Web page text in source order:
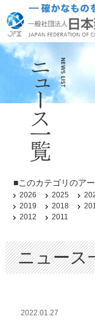
ニュース
2022.01.27
■このカテゴリのア
2026 2025
2019
2018
2012
2011